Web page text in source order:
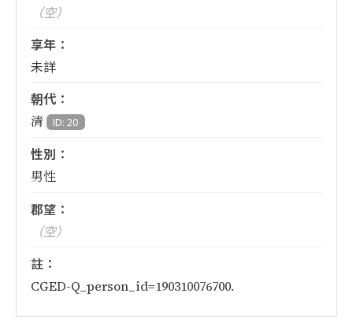
（空）
享年：
未詳
朝代：
清 ID: 20
性別：
男性
郡望：
（空）
註：
CGED-Q_person_id=190310076700.